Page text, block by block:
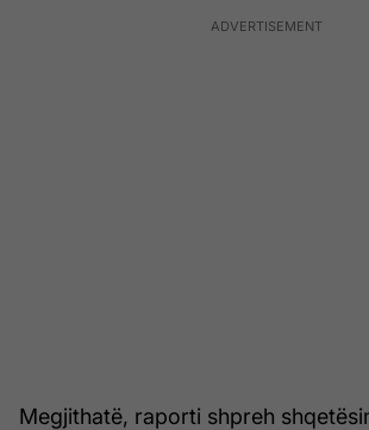
Megjithatë, raporti shpreh